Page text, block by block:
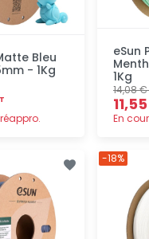
Bleu
- 1Kg
eSun
1Kg
14,08 €
En
-18%